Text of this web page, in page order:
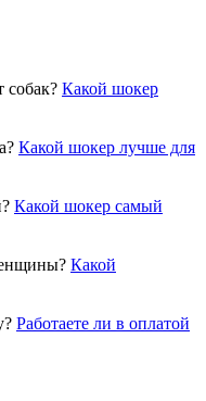
Какой шокер
Какой шокер лучше для
Какой шокер самый
Какой
Работаете ли в оплатой